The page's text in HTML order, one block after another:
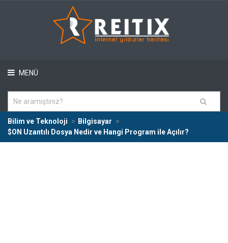
MENÜ
Bilim ve Teknoloji
Bilgisayar
$ON Uzantılı Dosya Nedir ve Hangi Program ile Açılır?